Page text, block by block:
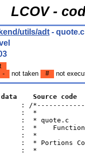
LCOV -
utils/adt - quote.c
- not taken # not
Source code
: /
:  *
:  * quote.c
:  *
:  *
:  * Portions
:  *